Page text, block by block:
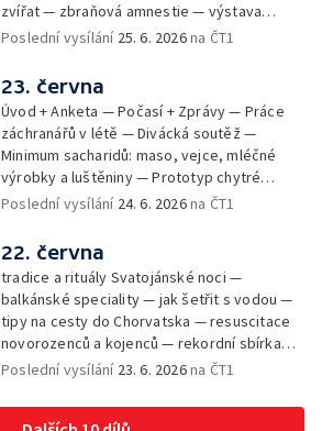
zvířat — zbraňová amnestie — výstava
mikrofotografií rostlin — fenomenální
Poslední vysílání 25. 6. 2026na ČT1
23. června
Úvod + Anketa — Počasí + Zprávy — Práce
záchranářů v létě — Divácká soutěž —
Minimum sacharidů: maso, vejce, mléčné
výrobky a luštěniny — Prototyp chytré
vložky do bot pro běžce — Anketa +
záchranářů v létě — Divácká soutěž —
Minimum sacharidů: maso, vejce, mléčné
výrobky a luštěniny — Jak se udržet v
kondici v létě bez posilovny — Prototyp
chytré vložky do bot pro běžce — Anketa +
aktuálně — Škola hrou — Upoutávka na další
vysílání — Počasí + Zprávy — Práce
Minimum sacharidů: maso, vejce, mléčné
Poslední vysílání 24. 6. 2026na ČT1
22. června
tradice a rituály Svatojánské noci —
balkánské speciality — jak šetřit s vodou —
tipy na cesty do Chorvatska — resuscitace
novorozenců a kojenců — rekordní sbírka
velkých modelů aut — výroba šperků se
Poslední vysílání 23. 6. 2026na ČT1